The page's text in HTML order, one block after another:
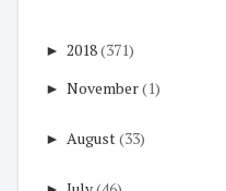
► 2018(371)
► November(1)
► August(33)